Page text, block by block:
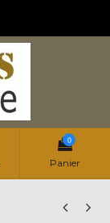
0
Panier